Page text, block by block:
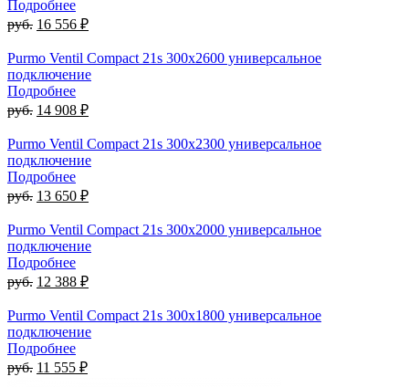
Подробнее
руб. 16 556 ₽
Purmo Ventil Compact 21s 300х2600 универсальное
подключение
Подробнее
руб. 14 908 ₽
Purmo Ventil Compact 21s 300х2300 универсальное
подключение
Подробнее
руб. 13 650 ₽
Purmo Ventil Compact 21s 300х2000 универсальное
подключение
Подробнее
руб. 12 388 ₽
Purmo Ventil Compact 21s 300х1800 универсальное
подключение
Подробнее
руб. 11 555 ₽